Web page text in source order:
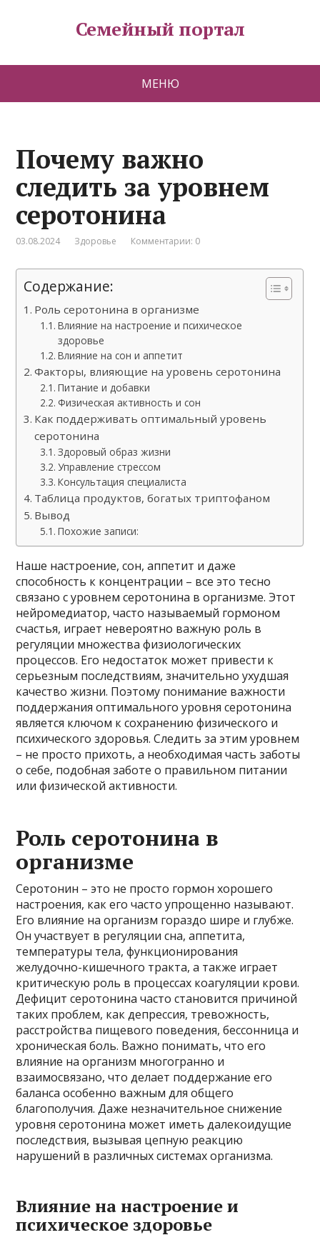
Семейный портал
МЕНЮ
Почему важно
следить за уровнем
серотонина
03.08.2024 Здоровье Комментарии: 0
Содержание:
Роль серотонина в организме
Влияние на настроение и психическое
здоровье
Влияние на сон и аппетит
Факторы, влияющие на уровень серотонина
Питание и добавки
Физическая активность и сон
Как поддерживать оптимальный уровень
серотонина
Здоровый образ жизни
Управление стрессом
Консультация специалиста
Таблица продуктов, богатых триптофаном
Вывод
Похожие записи:
Наше настроение, сон, аппетит и даже
способность к концентрации – все это тесно
связано с уровнем серотонина в организме. Этот
нейромедиатор, часто называемый гормоном
счастья, играет невероятно важную роль в
регуляции множества физиологических
процессов. Его недостаток может привести к
серьезным последствиям, значительно ухудшая
качество жизни. Поэтому понимание важности
поддержания оптимального уровня серотонина
является ключом к сохранению физического и
психического здоровья. Следить за этим уровнем
– не просто прихоть, а необходимая часть заботы
о себе, подобная заботе о правильном питании
или физической активности.
Роль серотонина в
организме
Серотонин – это не просто гормон хорошего
настроения, как его часто упрощенно называют.
Его влияние на организм гораздо шире и глубже.
Он участвует в регуляции сна, аппетита,
температуры тела, функционирования
желудочно-кишечного тракта, а также играет
критическую роль в процессах коагуляции крови.
Дефицит серотонина часто становится причиной
таких проблем, как депрессия, тревожность,
расстройства пищевого поведения, бессонница и
хроническая боль. Важно понимать, что его
влияние на организм многогранно и
взаимосвязано, что делает поддержание его
баланса особенно важным для общего
благополучия. Даже незначительное снижение
уровня серотонина может иметь далекоидущие
последствия, вызывая цепную реакцию
нарушений в различных системах организма.
Влияние на настроение и
психическое здоровье